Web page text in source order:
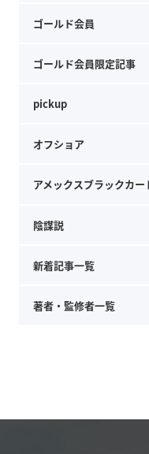
ゴールド会員
ゴールド会員限定記事
pickup
オフショア
アメックスブラックカー
陰謀説
新着記事一覧
著者・監修者一覧